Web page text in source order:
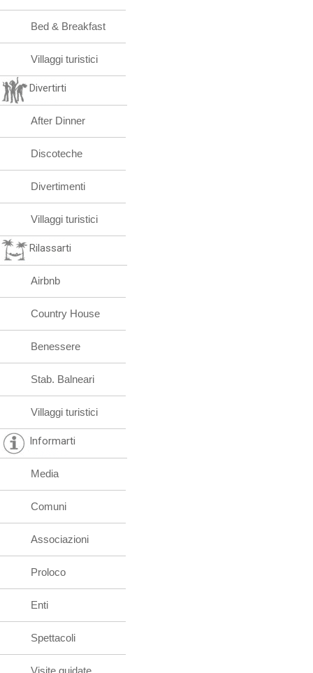
Bed & Breakfast
Villaggi turistici
Divertirti
After Dinner
Discoteche
Divertimenti
Villaggi turistici
Rilassarti
Airbnb
Country House
Benessere
Stab. Balneari
Villaggi turistici
Informarti
Media
Comuni
Associazioni
Proloco
Enti
Spettacoli
Visite guidate